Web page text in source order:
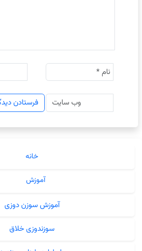
خانه
آموزش
آموزش سوزن دوزی
سوزندوزی خلاق